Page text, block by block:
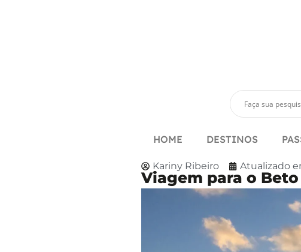
HOME DESTINOS
Kariny Ribeiro Atualizado
Viagem para o